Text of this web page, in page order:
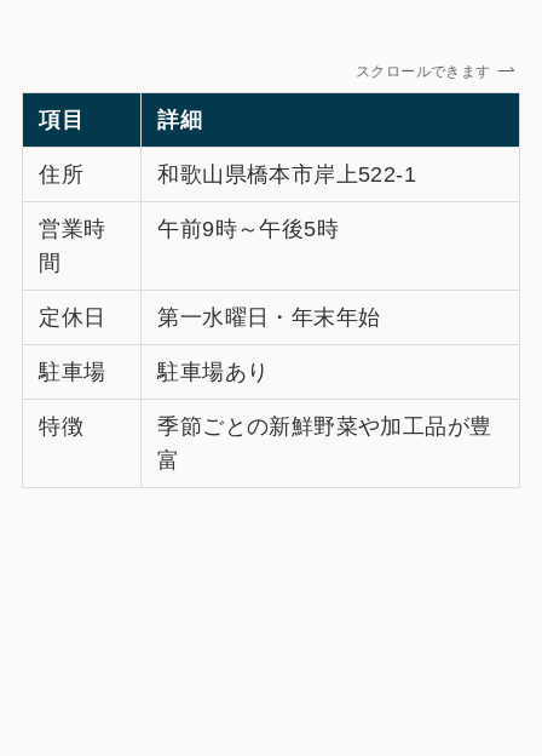
スクロールできます
項目 詳細
住所 和歌山県橋本市岸上522-1
営業時
間
午前9時～午後5時
定休日 第一水曜日・年末年始
駐車場 駐車場あり
特徴
季節ごとの新鮮野菜や加工品が豊
富